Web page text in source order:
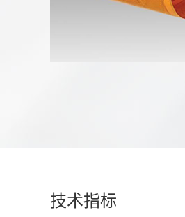
技术指标